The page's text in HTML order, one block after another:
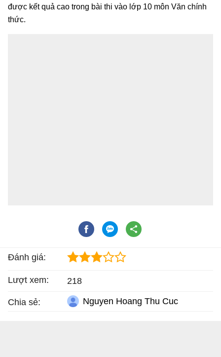
được kết quả cao trong bài thi vào lớp 10 môn Văn chính
thức.
Đánh giá:
Lượt xem: 218
Chia sẻ: Nguyen Hoang Thu Cuc